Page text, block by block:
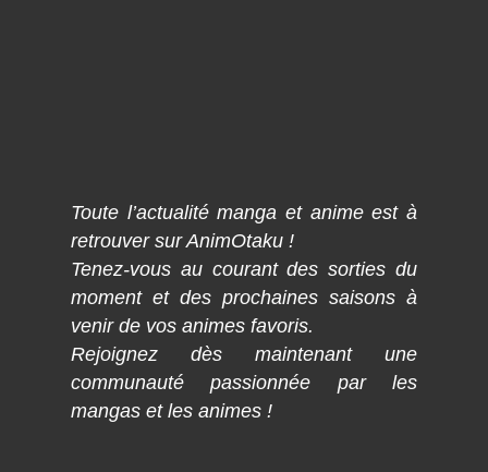
Toute l’actualité manga et anime est à
retrouver sur AnimOtaku !
Tenez-vous au courant des sorties du
moment et des prochaines saisons à
venir de vos animes favoris.
Rejoignez dès maintenant une
communauté passionnée par les
mangas et les animes !